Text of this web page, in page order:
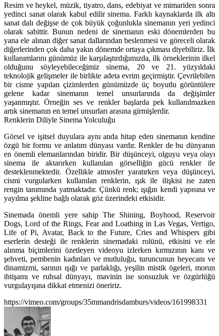
Resim ve heykel, müzik, tiyatro, dans, edebiyat ve mimariden sonra
yedinci sanat olarak kabul edilir sinema. Farklı kaynaklarda ilk altı
sanat dalı değişse de çok büyük çoğunlukla sinemanın yeri yedinci
olarak sabittir. Bunun nedeni de sinemanın eski dönemlerden bu
yana ele alınan diğer sanat dallarından beslenmesi ve göreceli olarak
diğerlerinden çok daha yakın dönemde ortaya çıkması diyebiliriz. İlk
kullanımlarını günümüz ile karşılaştırdığımızda, ilk örneklerinin ilkel
olduğunu söyleyebileceğimiz sinema, 20 ve 21. yüzyıldaki
teknolojik gelişmeler ile birlikte adeta evrim geçirmiştir. Çevrilebilen
bir cisme yapılan çizimlerden günümüzde üç boyutlu görüntülere
gelene kadar sinemanın temel unsurlarında da değişimler
yaşanmıştır. Örneğin ses ve renkler başlarda pek kullanılmazken
artık sinemanın en temel unsurları arasına girmişlerdir.
Renklerin Diliyle Sinema Yolculuğu
Görsel ve işitsel duyulara aynı anda hitap eden sinemanın kendine
özgü bir formu ve anlatım dünyası vardır. Renkler de bu dünyanın
en önemli elemanlarından biridir. Bir düşünceyi, olguyu veya olayı
sinema ile aktarırken kullanılan görselliğin gücü renkler ile
desteklenmektedir. Özellikle atmosfer yaratırken veya düşünceyi,
cismi vurgularken kullanılan renklerin, ışık ile ilişkisi ise zaten
rengin tanımında yatmaktadır. Çünkü renk; ışığın kendi yapısına ve
yayılma şekline bağlı olarak göz üzerindeki etkisidir.
Sinemada önemli yere sahip The Shining, Boyhood, Reservoir
Dogs, Lord of the Rings, Fear and Loathing in Las Vegas, Vertigo,
Life of Pi, Avatar, Back to the Future, Cries and Whispers gibi
eserlerin desteği ile renklerin sinemadaki rolünü, etkisini ve ele
alınma biçimlerini özetleyen videoyu izlerken kırmızının kanı ve
şehveti, pembenin kadınları ve mutluluğu, turuncunun heyecanı ve
dinamizmi, sarının ışığı ve parlaklığı, yeşilin mistik ögeleri, morun
ihtişamı ve ruhsal dünyayı, mavinin ise sonsuzluk ve özgürlüğü
vurgulayışına dikkat etmenizi öneririz.
https://vimeo.com/groups/35mmandrisdamburs/videos/161998331